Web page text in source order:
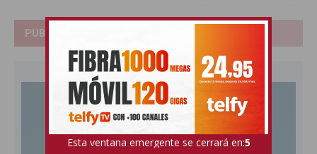
PUBLICIDAD
Esta ventana emergente se cerrará en:4